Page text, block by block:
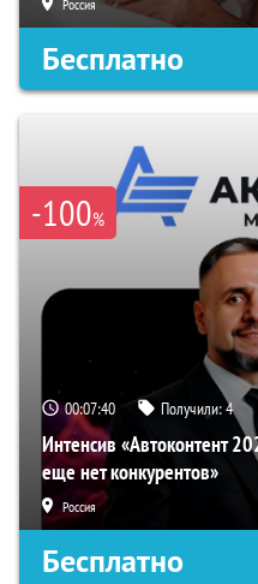
Россия
Бесплатно
-100%
00:07:39 Получили:4
Интенсив «Автоконтент
еще нет конкурентов»
Россия
Бесплатно